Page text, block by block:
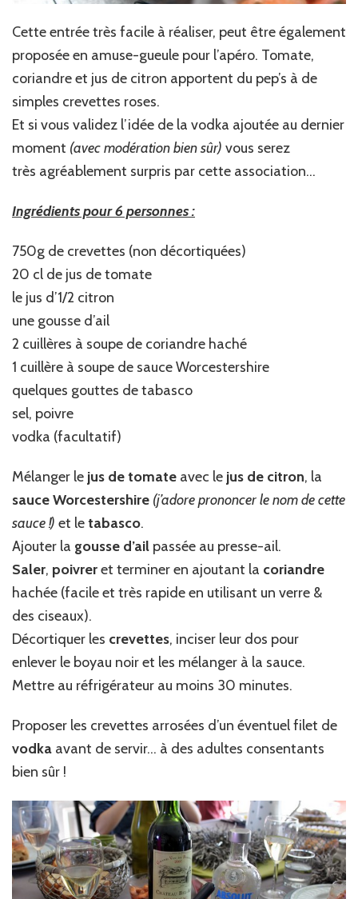
Cette entrée très facile à réaliser, peut être également
proposée en amuse-gueule pour l’apéro. Tomate,
coriandre et jus de citron apportent du pep’s à de
simples crevettes roses.
Et si vous validez l’idée de la vodka ajoutée au dernier
moment (avec modération bien sûr) vous serez
très agréablement surpris par cette association…
Ingrédients pour 6 personnes :
750g de crevettes (non décortiquées)
20 cl de jus de tomate
le jus d’1/2 citron
une gousse d’ail
2 cuillères à soupe de coriandre haché
1 cuillère à soupe de sauce Worcestershire
quelques gouttes de tabasco
sel, poivre
vodka (facultatif)
Mélanger le jus de tomate avec le jus de citron, la
sauce Worcestershire (j’adore prononcer le nom de cette
sauce !) et letabasco.
Ajouter la gousse d’ail passée au presse-ail.
Saler, poivreret terminer en ajoutant la coriandre
hachée (facile et très rapide en utilisant un verre &
des ciseaux).
Décortiquer les crevettes, inciser leur dos pour
enlever le boyau noir et les mélanger à la sauce.
Mettre au réfrigérateur au moins 30 minutes.
Proposer les crevettes arrosées d’un éventuel filet de
vodka avant de servir… à des adultes consentants
bien sûr !